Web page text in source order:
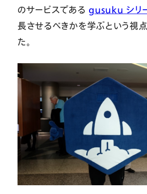
のサービスである gusuku シリ
長させるべきかを学ぶという視
た。